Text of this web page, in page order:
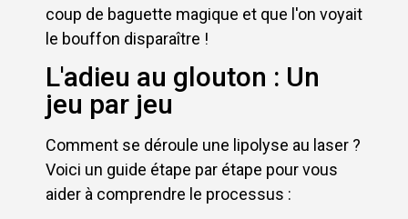
coup de baguette magique et que l'on voyait
le bouffon disparaître !
L'adieu au glouton : Un
jeu par jeu
Comment se déroule une lipolyse au laser ?
Voici un guide étape par étape pour vous
aider à comprendre le processus :